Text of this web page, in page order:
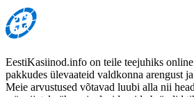
EestiKasiinod.info on teile teejuhiks
pakkudes ülevaateid valdkonna arengust
Meie arvustused võtavad luubi alla nii